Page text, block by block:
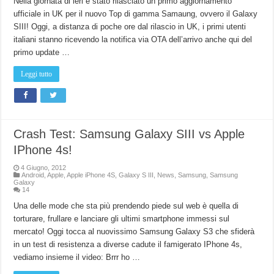
ufficiale in UK per il nuovo Top di gamma Samaung, ovvero il Galaxy
SIII! Oggi, a distanza di poche ore dal rilascio in UK, i primi utenti
italiani stanno ricevendo la notifica via OTA dell’arrivo anche qui del
primo update …
Leggi tutto
Crash Test: Samsung Galaxy SIII vs Apple
IPhone 4s!
4 Giugno, 2012
Android ,Apple ,Apple iPhone 4S ,Galaxy S III News ,Samsung ,Samsung
Galaxy
14
Una delle mode che sta più prendendo piede sul web è quella di
torturare, frullare e lanciare gli ultimi smartphone immessi sul
mercato! Oggi tocca al nuovissimo Samsung Galaxy S3 che sfiderà
in un test di resistenza a diverse cadute il famigerato IPhone 4s,
vediamo insieme il video: Brrr ho …